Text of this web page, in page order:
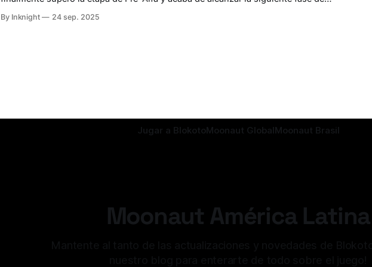
en la que finalmente podemos
By Inknight 24 sep. 2025
Jugar a BlokotoMoonaut GlobalMoonaut Brasil
Moonaut América Latina